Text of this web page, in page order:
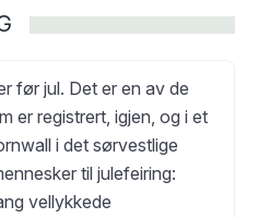
før jul. Det er en av de
er registrert, igjen, og i et
i det sørvestlige
til julefeiring:
vellykkede